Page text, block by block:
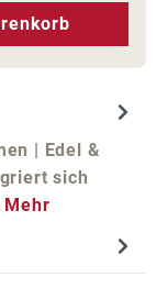
| Edel &
sich
Mehr